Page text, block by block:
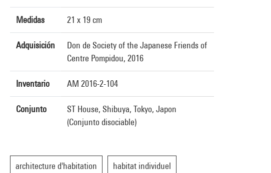
Medidas 21 x 19 cm
Adquisición
Don de Society of the Japanese Friends of
Centre Pompidou, 2016
Inventario AM 2016-2-104
Conjunto
ST House, Shibuya, Tokyo, Japon
(Conjunto disociable)
architecture d'habitation habitat individuel